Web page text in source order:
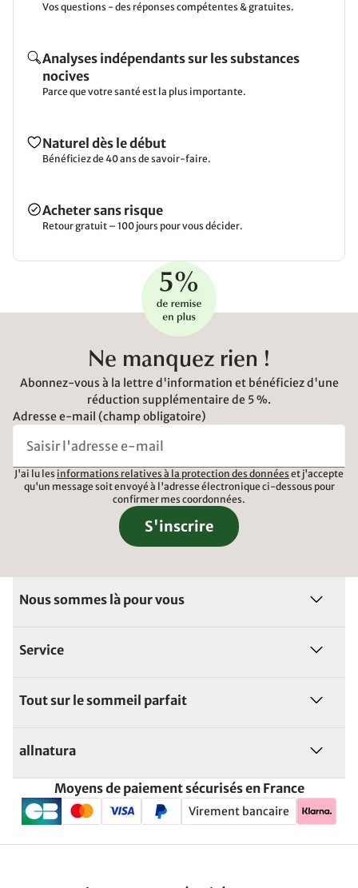
Vos questions - des réponses compétentes & gratuites.
Analyses indépendants sur les substances
nocives
Parce que votre santé est la plus importante.
Naturel dès le début
Bénéficiez de 40 ans de savoir-faire.
Acheter sans risque
Retour gratuit – 100 jours pour vous décider.
Ne manquez rien !
Abonnez-vous à la lettre d'information et bénéficiez d'une
réduction supplémentaire de 5 %.
Adresse e-mail (champ obligatoire)
J'ai lu les informations relatives à la protection des données et j'accepte
qu'un message soit envoyé à l'adresse électronique ci-dessous pour
confirmer mes coordonnées.
S'inscrire
Nous sommes là pour vous
Service
Tout sur le sommeil parfait
allnatura
Moyens de paiement sécurisés en France
Virement bancaire